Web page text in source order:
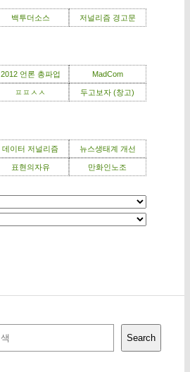
백투더소스 저널리즘 경고문
2012 언론 총파업 MadCom
ㅍㅍㅅㅅ 두고보자 (창고)
데이터 저널리즘 뉴스생태계 개선
표현의자유 만화인노조
Search